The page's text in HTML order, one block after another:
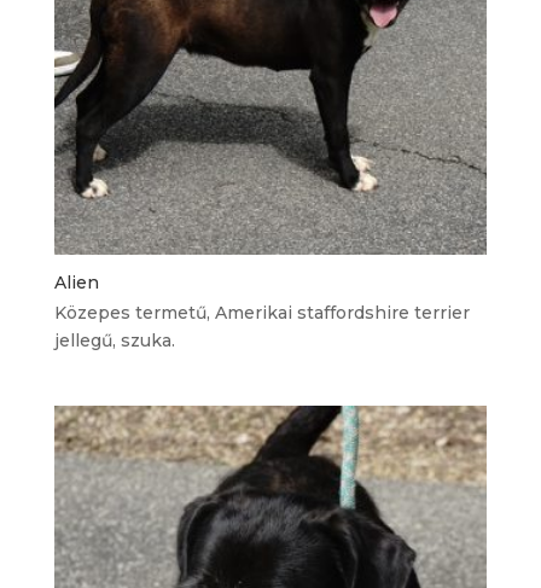
Alien
Közepes termetű, Amerikai staffordshire terrier
jellegű, szuka.